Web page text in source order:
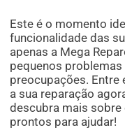
Este é o momento
funcionalidade das
apenas a Mega
pequenos
preocupações.
a sua reparação
descubra mais
prontos para ajudar!